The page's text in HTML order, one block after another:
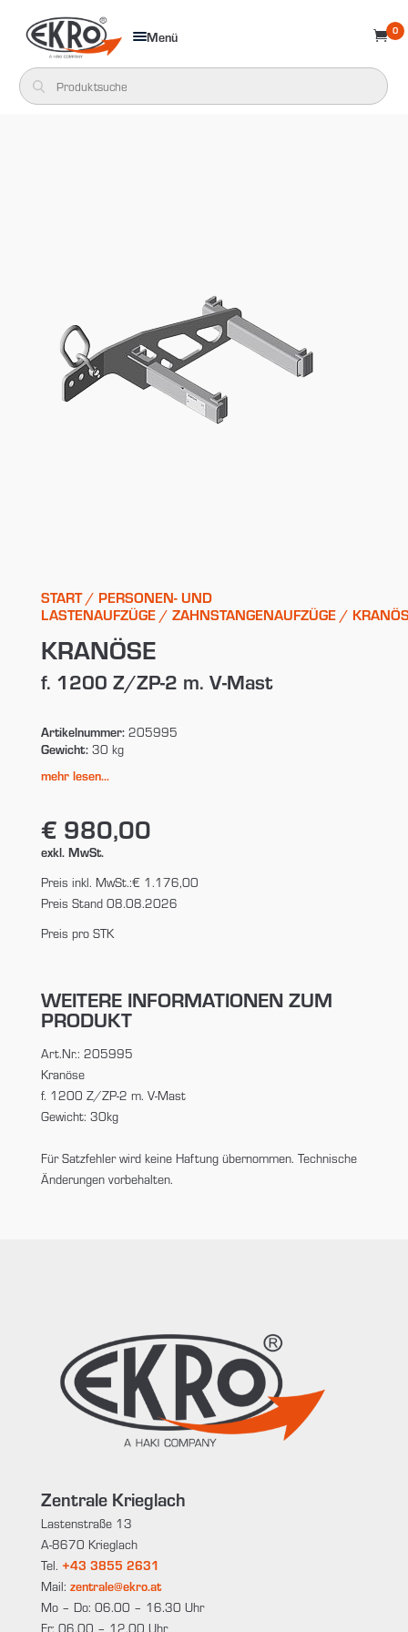
Menü  0
START/ PERSONEN- UND
LASTENAUFZÜGE/ ZAHNSTANGENAUFZÜGE/
KRANÖSE
f. 1200 Z/ZP-2 m. V-Mast
Artikelnummer:205995
Gewicht:30 kg
mehr lesen...
€ 980,00
exkl. MwSt.
Preis inkl. MwSt.:€ 1.176,00
Preis Stand 08.08.2026
Preis pro STK
WEITERE INFORMATIONEN ZUM
PRODUKT
Art.Nr.: 205995
Kranöse
f. 1200 Z/ZP-2 m. V-Mast
Gewicht: 30kg
Für Satzfehler wird keine Haftung übernommen. Technische
Änderungen vorbehalten.
Zentrale Krieglach
Lastenstraße 13
A-8670 Krieglach
Tel. +43 3855 2631
Mail: zentrale@ekro.at
Mo – Do: 06.00 – 16.30 Uhr
Fr: 06.00 – 12.00 Uhr